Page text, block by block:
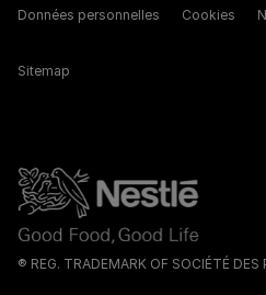
® REG. TRADEMARK OF SOCIÉTÉ
Données personnelles Cookies
Sitemap